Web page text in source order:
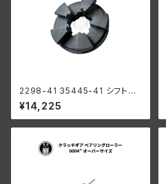
2298-41 35445-41 シフトク
ラッチ セカンド サードギア用 ハ
ーレーダビッドソン 1941-73年
WL G
¥14,225